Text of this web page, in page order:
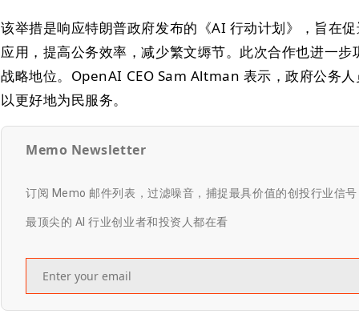
该举措是响应特朗普政府发布的《AI 行动计划》，旨在
应用，提高公务效率，减少繁文缛节。此次合作也进一
战略地位。OpenAI CEO Sam Altman 表示，政府公务人
以更好地为民服务。
Memo Newsletter
订阅 Memo 邮件列表，过滤噪音，捕捉最具价值的创投行业信号
最顶尖的 AI 行业创业者和投资人都在看